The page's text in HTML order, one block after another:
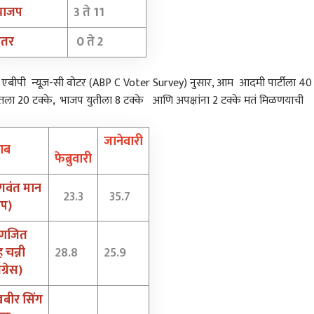
3 ते 11
0 ते 2
न्यूज़-सी वोटर (ABP C Voter Survey) नुसार, आम आदमी पार्टीला 40
20 टक्के, भाजप युतीला 8 टक्के आणि अपक्षांना 2 टक्के मतं मिळणयाची
फेब्रुवारी
जानेवारी
मान
23.3
35.7
28.8 25.9
सिंग